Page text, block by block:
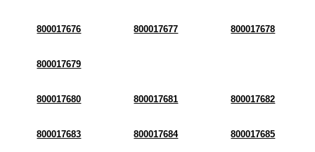
800017676 800017677 800017678
800017679
800017680 800017681 800017682
800017683 800017684 800017685